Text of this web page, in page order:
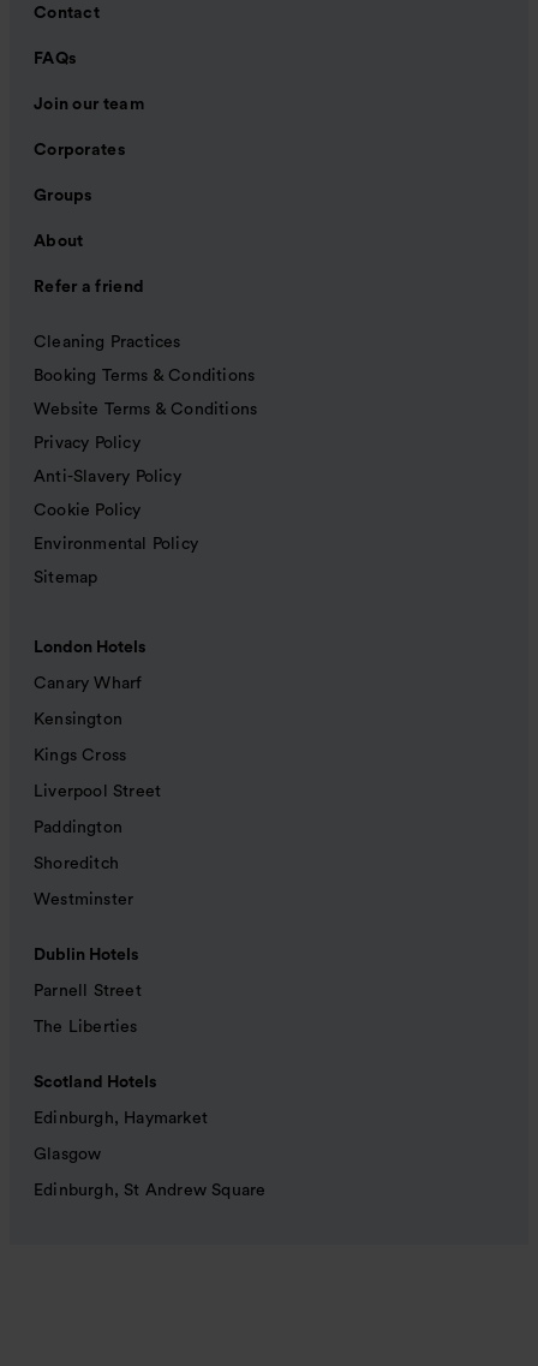
Contact
FAQs
Join our team
Corporates
Groups
About
Refer a friend
Cleaning Practices
Booking Terms & Conditions
Website Terms & Conditions
Privacy Policy
Anti-Slavery Policy
Cookie Policy
Environmental Policy
Sitemap
London Hotels
Canary Wharf
Kensington
Kings Cross
Liverpool Street
Paddington
Shoreditch
Westminster
Dublin Hotels
Parnell Street
The Liberties
Scotland Hotels
Edinburgh, Haymarket
Glasgow
Edinburgh, St Andrew Square